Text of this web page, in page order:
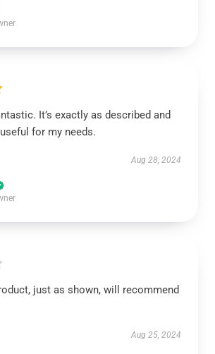
It’s exactly as described and
for my needs.
Aug 28, 2024
just as shown, will recommend
Aug 25, 2024